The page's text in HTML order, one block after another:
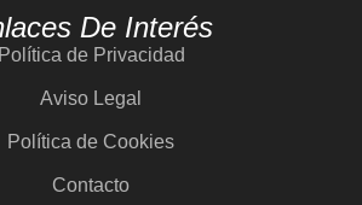
De Interés
Política de Privacidad
Aviso Legal
Política de Cookies
Contacto